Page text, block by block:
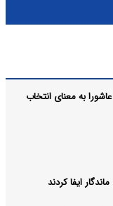
به معنای انتخاب
ایفا کردند